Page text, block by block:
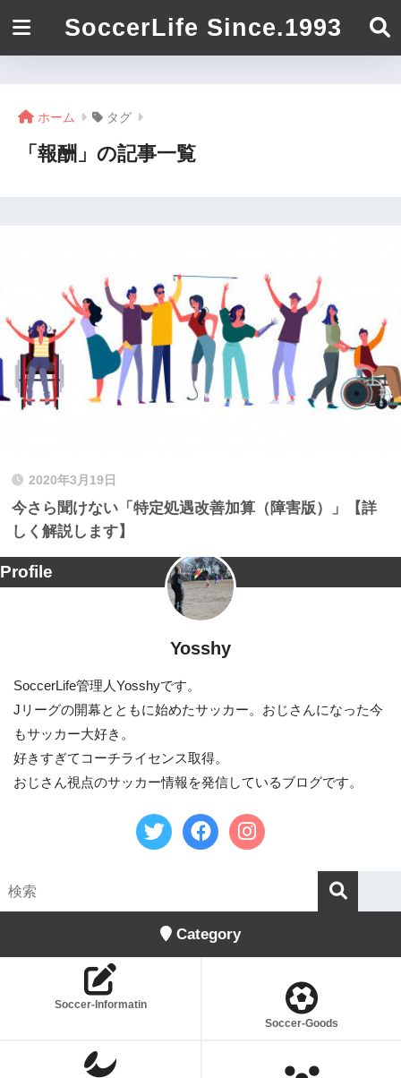
SoccerLife Since.1993
ホーム タグ
「報酬」の記事一覧
2020年3月19日
今さら聞けない「特定処遇改善加算（障害版）」【詳
しく解説します】
Profile
Yosshy
SoccerLife管理人Yosshyです。
Jリーグの開幕とともに始めたサッカー。おじさんになった今
もサッカー大好き。
好きすぎてコーチライセンス取得。
おじさん視点のサッカー情報を発信しているブログです。
Category
Soccer-Informatin
Soccer-Goods